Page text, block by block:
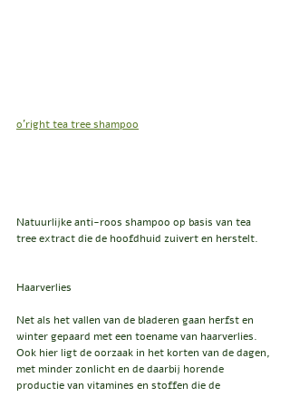
o'right tea tree shampoo
Natuurlijke anti-roos shampoo op basis van tea
tree extract die de hoofdhuid zuivert en herstelt.
Haarverlies
Net als het vallen van de bladeren gaan herfst en
winter gepaard met een toename van haarverlies.
Ook hier ligt de oorzaak in het korten van de dagen,
met minder zonlicht en de daarbij horende
productie van vitamines en stoffen die de